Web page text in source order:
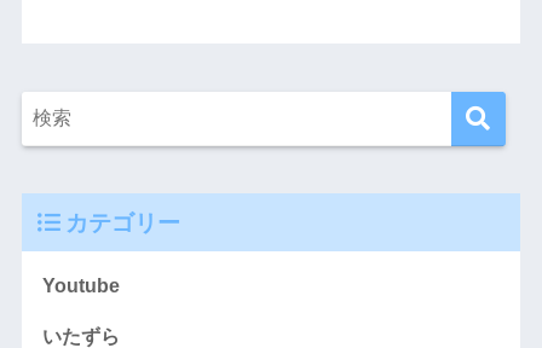
カテゴリー
Youtube
いたずら